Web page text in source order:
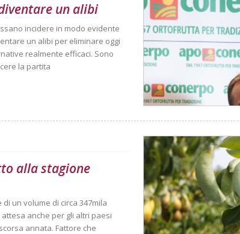
un alibi
incidere in modo evidente
un alibi per eliminare oggi
realmente efficaci. Sono
la partita
alla stagione
un volume di circa 347mila
anche per gli altri paesi
annata. Fattore che